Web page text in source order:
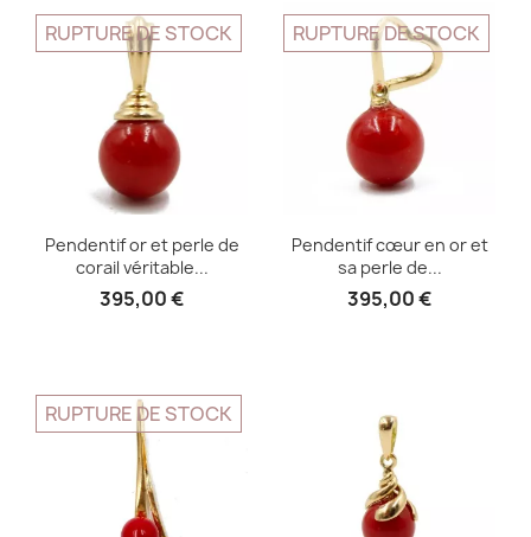
Pendentif or et perle de
corail véritable...
395,00 €
RUPTURE DE STOCK
Pendentif cœur en or et
sa perle de...
395,00 €
RUPTURE DE STOCK
RUPTURE DE STOCK